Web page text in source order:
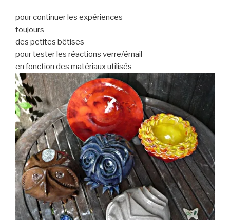
pour continuer les expériences
toujours
des petites bêtises
pour tester les réactions verre/émail
en fonction des matériaux utilisés